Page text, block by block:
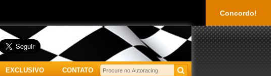
Concordo!
EXCLUSIVO CONTATO